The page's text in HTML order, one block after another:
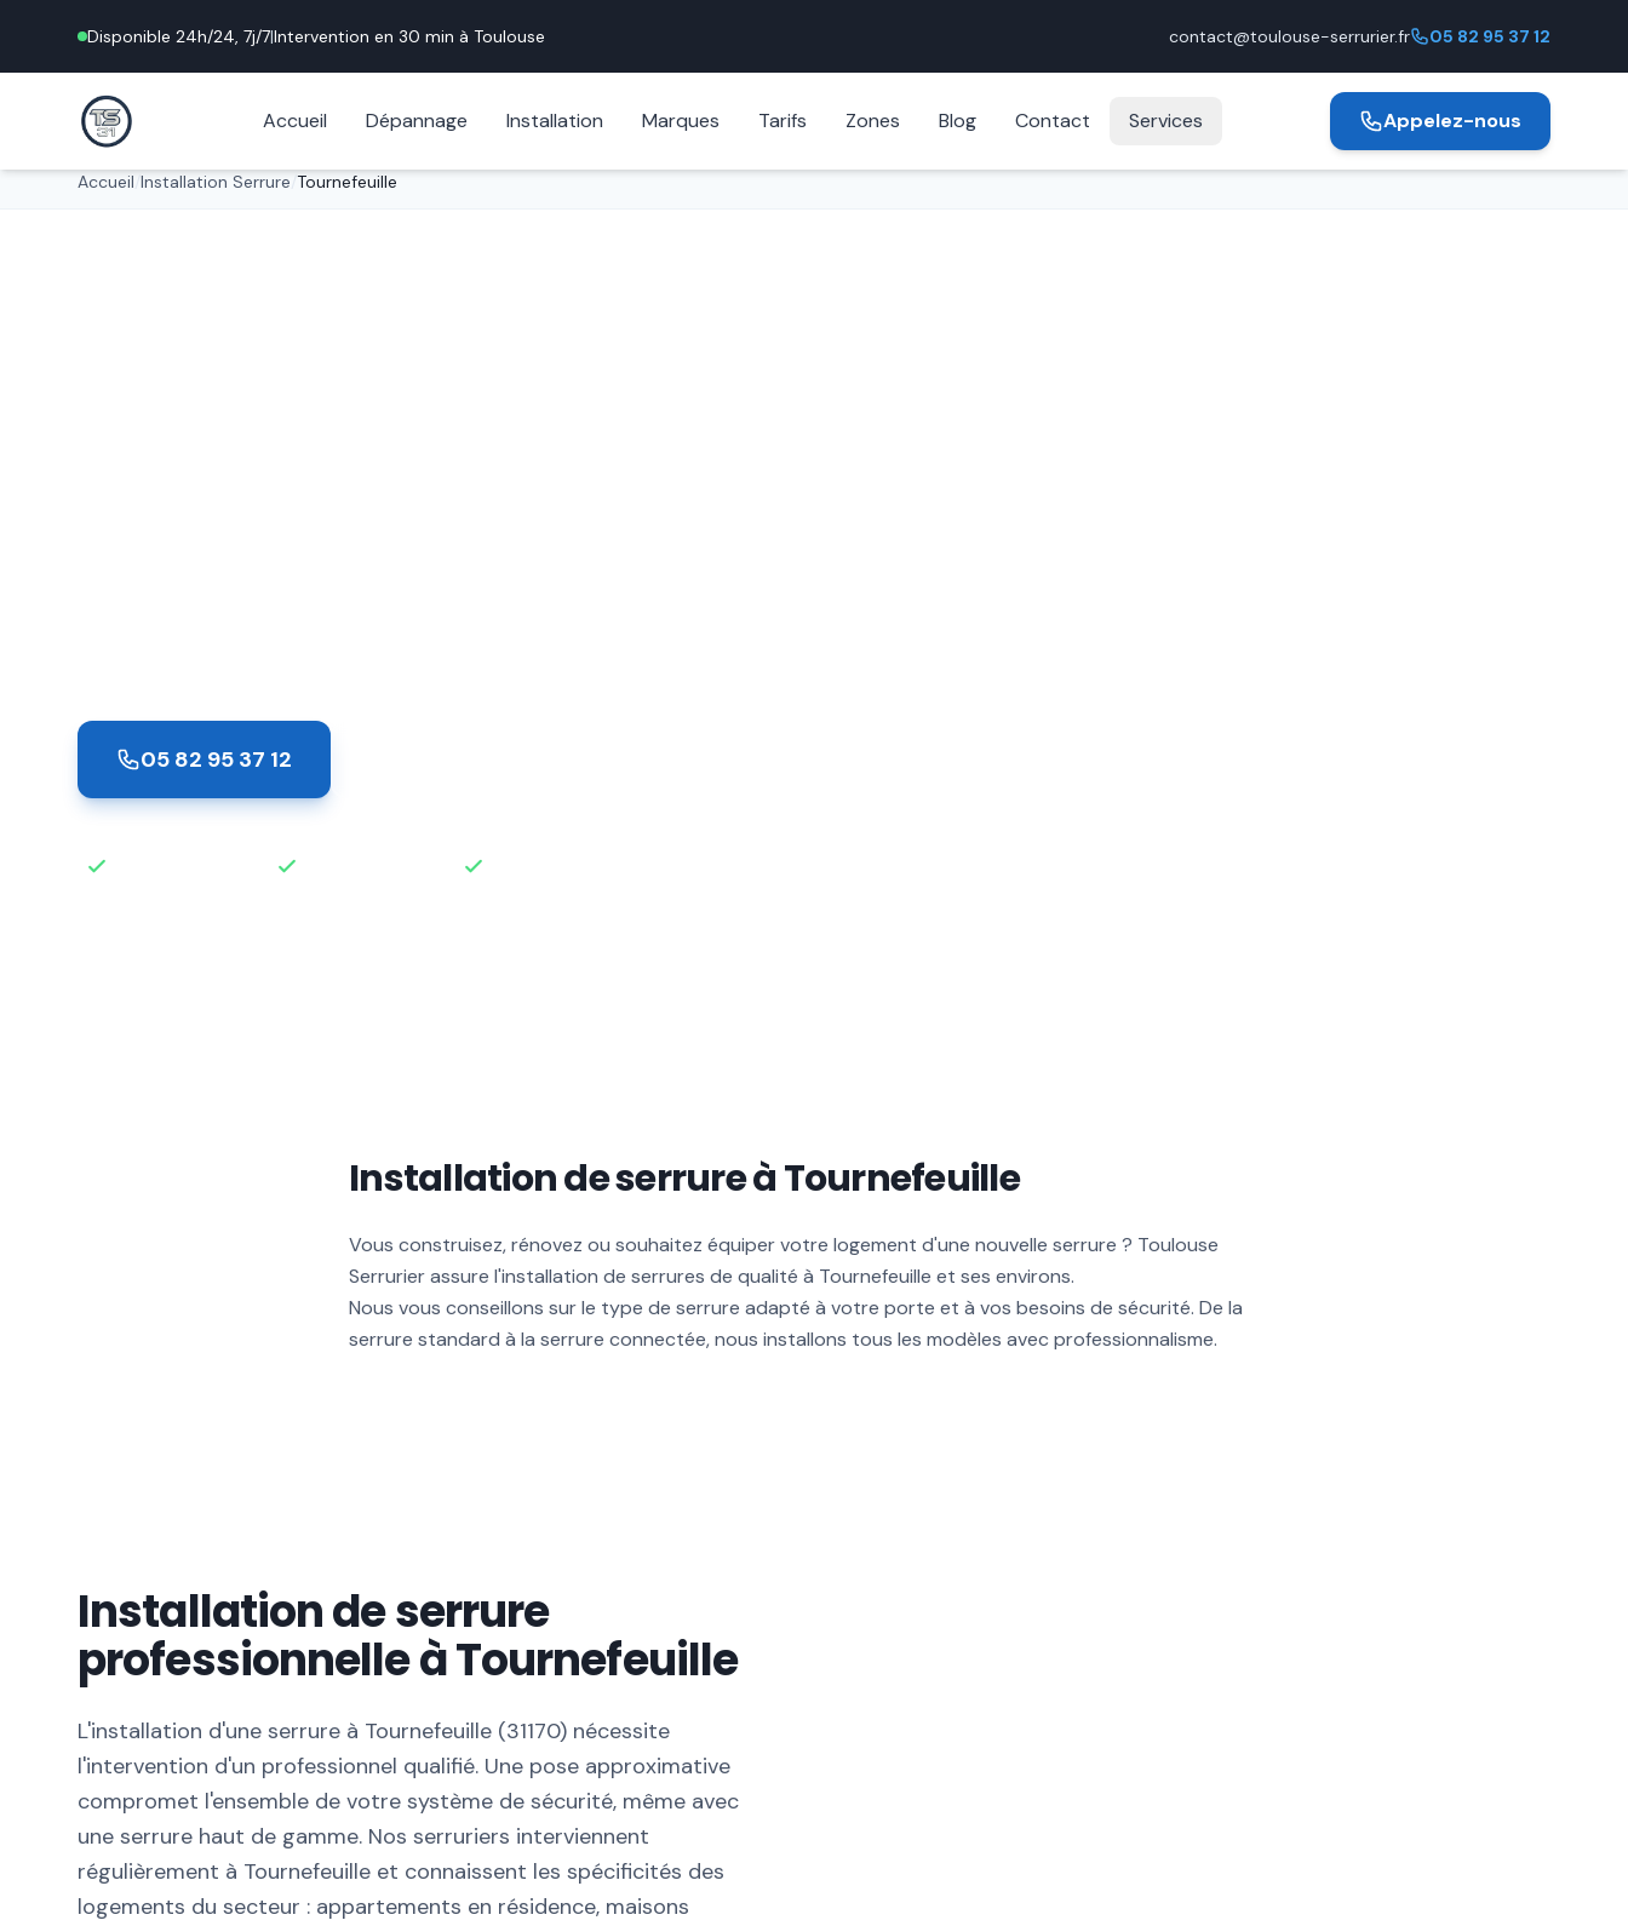
Disponible 24h/24, 7j/7|Intervention en 30 min à Toulouse contact@toulouse-serrurier.fr 05 82 95 37 12
Accueil Dépannage Installation Marques Tarifs Zones Blog Contact Services Appelez-nous
Accueil Installation Serrure Tournefeuille
05 82 95 37 12
Installation de serrure à Tournefeuille
Vous construisez, rénovez ou souhaitez équiper votre logement d'une nouvelle serrure ? Toulouse
Serrurier assure l'installation de serrures de qualité à Tournefeuille et ses environs.
Nous vous conseillons sur le type de serrure adapté à votre porte et à vos besoins de sécurité. De la
serrure standard à la serrure connectée, nous installons tous les modèles avec professionnalisme.
Installation de serrure
professionnelle à Tournefeuille
L'installation d'une serrure à Tournefeuille (31170) nécessite
l'intervention d'un professionnel qualifié. Une pose approximative
compromet l'ensemble de votre système de sécurité, même avec
une serrure haut de gamme. Nos serruriers interviennent
régulièrement à Tournefeuille et connaissent les spécificités des
logements du secteur : appartements en résidence, maisons